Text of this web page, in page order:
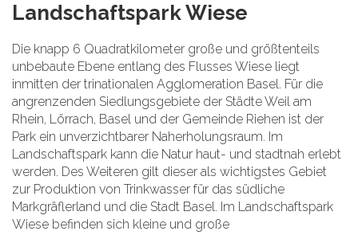
Landschaftspark Wiese
Die knapp 6 Quadratkilometer große und größtenteils
unbebaute Ebene entlang des Flusses Wiese liegt
inmitten der trinationalen Agglomeration Basel. Für die
angrenzenden Siedlungsgebiete der Städte Weil am
Rhein, Lörrach, Basel und der Gemeinde Riehen ist der
Park ein unverzichtbarer Naherholungsraum. Im
Landschaftspark kann die Natur haut- und stadtnah erlebt
werden. Des Weiteren gilt dieser als wichtigstes Gebiet
zur Produktion von Trinkwasser für das südliche
Markgräflerland und die Stadt Basel. Im Landschaftspark
Wiese befinden sich kleine und große